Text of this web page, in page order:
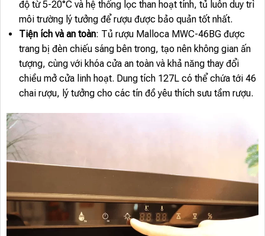
độ từ 5-20°C và hệ thống lọc than hoạt tính, tủ luôn duy trì
môi trường lý tưởng để rượu được bảo quản tốt nhất.
Tiện ích và an toàn: Tủ rượu Malloca MWC-46BG được
trang bị đèn chiếu sáng bên trong, tạo nên không gian ấn
tượng, cùng với khóa cửa an toàn và khả năng thay đổi
chiều mở cửa linh hoạt. Dung tích 127L có thể chứa tới 46
chai rượu, lý tưởng cho các tín đồ yêu thích sưu tầm rượu.